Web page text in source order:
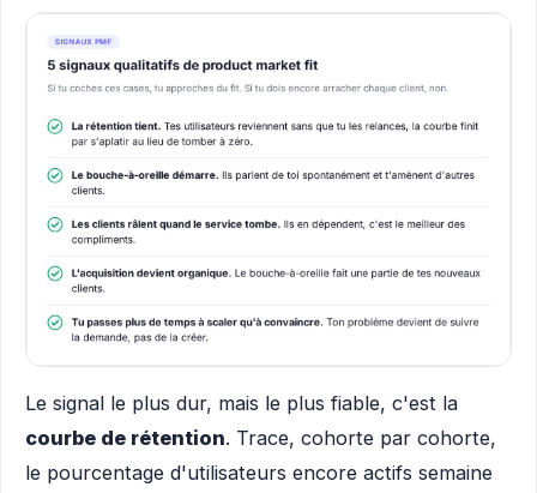
Le signal le plus dur, mais le plus fiable, c'est la
courbe de rétention. Trace, cohorte par cohorte,
le pourcentage d'utilisateurs encore actifs semaine